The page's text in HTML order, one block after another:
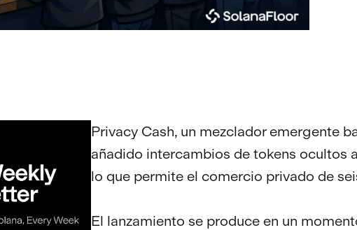
Privacy Cash, un mezclador emergente
añadido intercambios de tokens ocultos
lo que permite el comercio privado de
El lanzamiento se produce en un